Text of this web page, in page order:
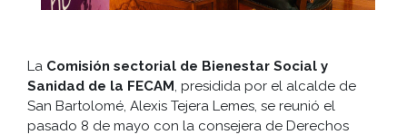
La Comisión sectorial de Bienestar Social y
Sanidad de la FECAM, presidida por el alcalde de
San Bartolomé, Alexis Tejera Lemes, se reunió el
pasado 8 de mayo con la consejera de Derechos